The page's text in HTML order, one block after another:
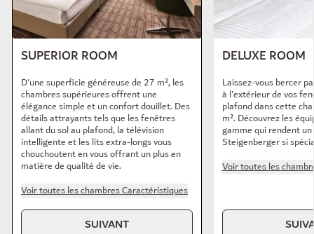
SUPERIOR ROOM
D'une superficie généreuse de 27 m², les
chambres supérieures offrent une
élégance simple et un confort douillet. Des
détails attrayants tels que les fenêtres
allant du sol au plafond, la télévision
intelligente et les lits extra-longs vous
chouchoutent en vous offrant un plus en
matière de qualité de vie.
Voir toutes les chambres Caractéristiques
SUIVANT
DELUXE ROOM
Laissez-vous bercer
à l'extérieur de vos
plafond dans cette
m². Découvrez les
gamme qui rendent
Steigenberger si
Voir toutes les